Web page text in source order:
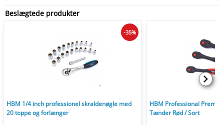
Beslægtede produkter
HBM 1/4 inch professionel skraldenøgle med
20 toppe og forlænger
-35%
HBM Professional
Tænder Rød / Sort